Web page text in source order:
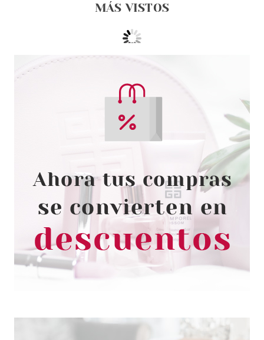
MÁS VISTOS
ESSENCE
ESSENCE GEL NAIL COLOUR
ESMALTE DE UÑAS 30 NUDE
TO KNOW
Pvr 1.99€
-14%
desde
1.72€